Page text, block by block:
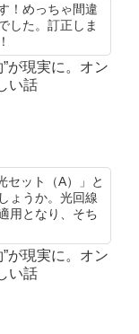
！めっちゃ間違
した。訂正しま
が現実に。オン
い話
セット（A）」と
ょうか。光回線
用となり、そち
が現実に。オン
い話